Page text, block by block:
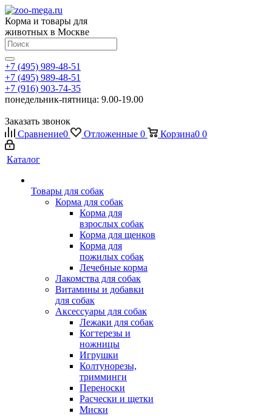
Корма и товары для
животных в Москве
+7 (495) 989-48-51
+7 (495) 989-48-51
+7 (916) 903-74-35
понедельник-пятница: 9.00-19.00
Заказать звонок
Сравнение0 Отложенные 0 Корзина0 0
Каталог
Товары для собак
Корма для собак
Корма для
взрослых собак
Корма для щенков
Корма для
пожилых собак
Лечебные корма
Лакомства для собак
Витамины и добавки
для собак
Аксессуары для собак
Лежаки для собак
Когтерезы и
ножницы
Игрушки
Колтунорезы,
тримминги
Переноски
Расчески и щетки
Миски